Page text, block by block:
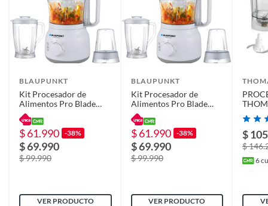
Garantía 6 meses
Cuenta con
termómetro
No
Ancho 43
Profundidad 25cm
BLAUPUNKT
Kit Procesador de
Alimentos Pro Blade
$ 61.990 -38%
$ 69.990
$ 99.990
VER PRODUCTO
BLAUPUNKT
Kit Procesador de
Alimentos Pro Blade
$ 61.990 -38%
$ 69.990
$ 99.990
VER PRODUCTO
$
$
6